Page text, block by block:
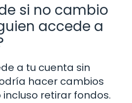
si no cambio
accede a
a tu cuenta sin
hacer cambios
retirar fondos.